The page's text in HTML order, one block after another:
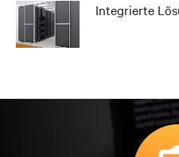
Integrierte